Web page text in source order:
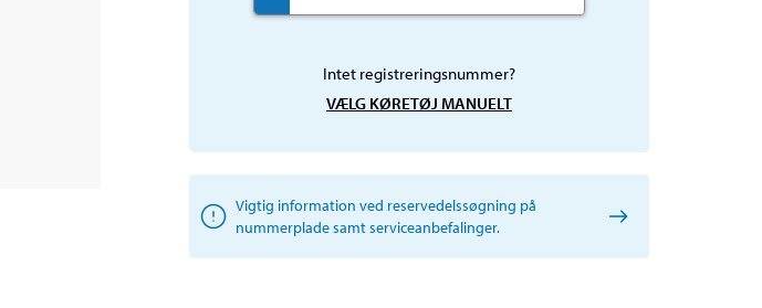
Intet registreringsnummer?
VÆLG KØRETØJ MANUELT
Vigtig information ved reservedelssøgning på
nummerplade samt serviceanbefalinger.